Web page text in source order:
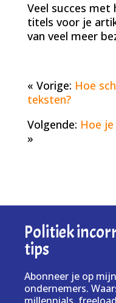
Veel succes met
titels voor je
van veel meer
« Vorige: Hoe
teksten?
Volgende: Hoe
»
Politiek
tips
Abonneer je op
ondernemers.